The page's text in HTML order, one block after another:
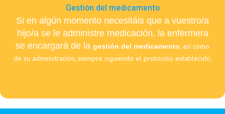
Gestión del medicamento
Si en algún momento necesitáis que a vuestro/a
hijo/a se le administre medicación, la enfermera
se encargará de la gestión del medicamento, así como
de su administración, siempre siguiendo el protocolo establecido.